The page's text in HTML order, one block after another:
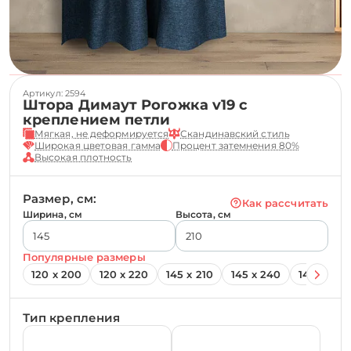
Артикул: 2594
Штора Димаут Рогожка v19 с
креплением петли
Мягкая, не деформируется
Скандинавский стиль
Широкая цветовая гамма
Процент затемнения 80%
Высокая плотность
Размер, см: Как рассчитать
Ширина, см Высота, см
Популярные размеры
120 х 200
120 х 220 145 х 210 145 х 240 145 х 260
Тип крепления